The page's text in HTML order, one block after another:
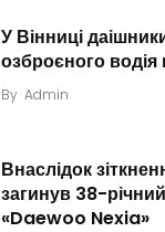
У Вінниці
озброєного водія
By Admin
Внаслідок
загинув 38-
«Daewoo Nexia»